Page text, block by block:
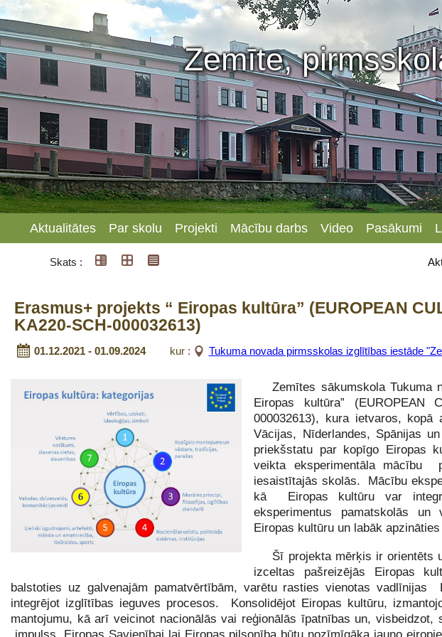
Zemīte,
Aktualitātes Par skolu Projekti Mācību darbs Video Pasākumi
Skats :
Erasmus+ projekts “ Eiropas kultūra” (EUROPEAN
KA220-SCH-000032613)
01.12.2021 - 01.09.2024 kur : Tukuma novada pirmsskolas izglītības iestāde
Zemītes sākumskola Tukuma
Eiropas kultūra” (EUROPEAN
000032613), kura ietvaros,
Vācijas, Nīderlandes, Spānijas
priekšstatu par kopīgo Eiropas
veikta eksperimentāla mācību
iesaistītajās skolās. Mācību
kā Eiropas kultūru var
eksperimentus pamatskolās
Eiropas kultūru un labāk
Šī projekta mērķis ir
izceltas pašreizējās Eiropas
balstoties uz galvenajām pamatvērtībām, varētu rasties vienotas vadlīnijas
integrējot izglītības ieguves procesos. Konsolidējot Eiropas kultūru,
mantojumu, kā arī veicinot nacionālās vai reģionālās īpatnības un,
impulss Eiropas Savienībai lai Eiropas pilsonība būtu nozīmīgāka jauno